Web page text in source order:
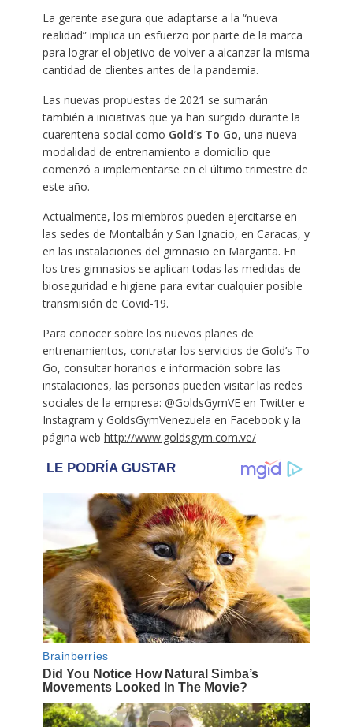
La gerente asegura que adaptarse a la “nueva
realidad” implica un esfuerzo por parte de la marca
para lograr el objetivo de volver a alcanzar la misma
cantidad de clientes antes de la pandemia.
Las nuevas propuestas de 2021 se sumarán
también a iniciativas que ya han surgido durante la
cuarentena social como Gold’s To Go, una nueva
modalidad de entrenamiento a domicilio que
comenzó a implementarse en el último trimestre de
este año.
Actualmente, los miembros pueden ejercitarse en
las sedes de Montalbán y San Ignacio, en Caracas, y
en las instalaciones del gimnasio en Margarita. En
los tres gimnasios se aplican todas las medidas de
bioseguridad e higiene para evitar cualquier posible
transmisión de Covid-19.
Para conocer sobre los nuevos planes de
entrenamientos, contratar los servicios de Gold’s To
Go, consultar horarios e información sobre las
instalaciones, las personas pueden visitar las redes
sociales de la empresa: @GoldsGymVE en Twitter e
Instagram y GoldsGymVenezuela en Facebook y la
página web http://www.goldsgym.com.ve/